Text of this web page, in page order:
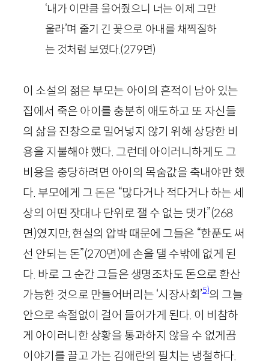
‘내가 이만큼 울어줬으니 너는 이제 그만
울라’며 줄기 긴 꽃으로 아내를 채찍질하
는 것처럼 보였다.(279면)
이 소설의 젊은 부모는 아이의 흔적이 남아 있는
집에서 죽은 아이를 충분히 애도하고 또 자신들
의 삶을 진창으로 밀어넣지 않기 위해 상당한 비
용을 지불해야 했다. 그런데 아이러니하게도 그
비용을 충당하려면 아이의 목숨값을 축내야만 했
다. 부모에게 그 돈은 “많다거나 적다거나 하는 세
상의 어떤 잣대나 단위로 잴 수 없는 댓가”(268
면)였지만, 현실의 압박 때문에 그들은 “한푼도 써
선 안되는 돈”(270면)에 손을 댈 수밖에 없게 된
다. 바로 그 순간 그들은 생명조차도 돈으로 환산
가능한 것으로 만들어버리는 ‘시장사회’5)의 그늘
안으로 속절없이 걸어 들어가게 된다. 이 비참하
게 아이러니한 상황을 통과하지 않을 수 없게끔
이야기를 끌고 가는 김애란의 필치는 냉철하다.